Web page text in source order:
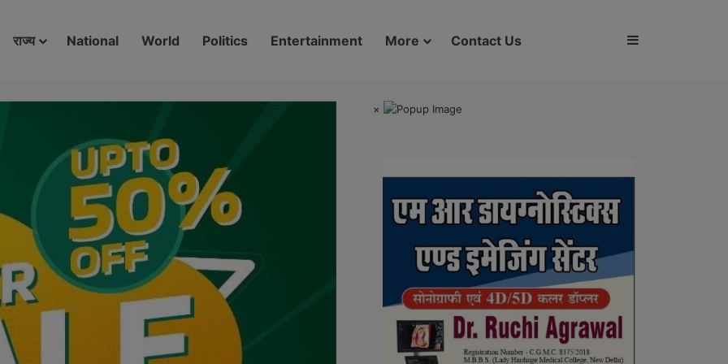
राज्य National World Politics Entertainment More Contact Us Sidebar
×